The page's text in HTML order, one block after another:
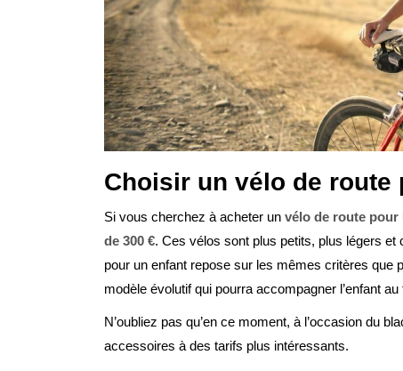
Choisir un vélo de route
Si vous cherchez à acheter un vélo de route pour
de 300 €. Ces vélos sont plus petits, plus légers et
pour un enfant repose sur les mêmes critères que
modèle évolutif qui pourra accompagner l’enfant
N’oubliez pas qu’en ce moment, à l’occasion du
accessoires à des tarifs plus intéressants.